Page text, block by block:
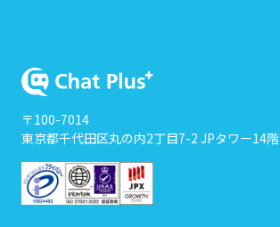
〒100-7014
東京都千代田区丸の内2丁目7-2 JPタワー14階